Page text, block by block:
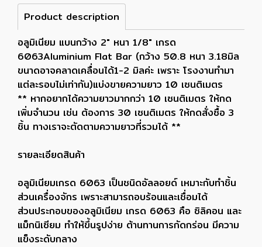
Product description
อลูมิเนียม แบนกว้าง 2" หนา 1/8" เกรด
6063Aluminium Flat Bar (กว้าง 50.8 หนา 3.18มิล
ขนาดอาจคลาดเคลื่อนได้1-2 มิลค่ะ เพราะ โรงงานทำมา
แต่ละรอบไม่เท่ากัน)แบ่งขายความยาว 10 เซนติเมตร
** หากอยากได้ความยาวมากกว่า 10 เซนติเมตร ให้กด
เพิ่มจำนวน เช่น ต้องการ 30 เซนติเมตร ให้กดสั่งซื้อ 3
ชิ้น ทางเราจะตัดตามความยาวที่รวมได้ **
รายละเอียดสินค้า
อลูมิเนียมเกรด 6063 เป็นชนิดอัลลอยด์ เหมาะกับทำชิ้น
ส่วนเครื่องจักร เพราะสามารถอบร้อนและเชื่อมได้
ส่วนประกอบของอลูมิเนียม เกรด 6063 คือ ซิลิคอน และ
แม็กนิเซียม ทำให้ขึ้นรูปง่าย ต้านทานการกัดกร่อน มีความ
แข็งระดับกลาง